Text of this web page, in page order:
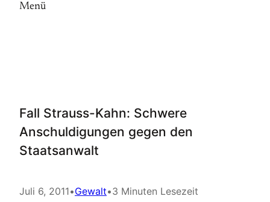
Menü
Fall Strauss-Kahn: Schwere
Anschuldigungen gegen den
Staatsanwalt
Juli 6, 2011•Gewalt•3 Minuten Lesezeit